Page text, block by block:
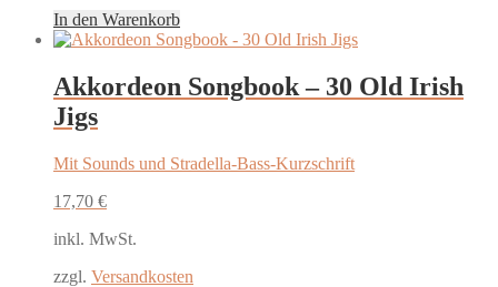
In den Warenkorb
Akkordeon Songbook – 30 Old Irish
Jigs
Mit Sounds und Stradella-Bass-Kurzschrift
17,70 €
inkl. MwSt.
zzgl. Versandkosten